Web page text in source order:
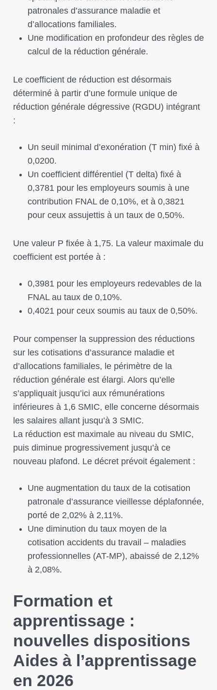
patronales d’assurance maladie et
d’allocations familiales.
Une modification en profondeur des règles de
calcul de la réduction générale.
Le coefficient de réduction est désormais
déterminé à partir d’une formule unique de
réduction générale dégressive (RGDU) intégrant
:
Un seuil minimal d’exonération (T min) fixé à
0,0200.
Un coefficient différentiel (T delta) fixé à
0,3781 pour les employeurs soumis à une
contribution FNAL de 0,10%, et à 0,3821
pour ceux assujettis à un taux de 0,50%.
Une valeur P fixée à 1,75. La valeur maximale du
coefficient est portée à :
0,3981 pour les employeurs redevables de la
FNAL au taux de 0,10%.
0,4021 pour ceux soumis au taux de 0,50%.
Pour compenser la suppression des réductions
sur les cotisations d’assurance maladie et
d’allocations familiales, le périmètre de la
réduction générale est élargi. Alors qu’elle
s’appliquait jusqu’ici aux rémunérations
inférieures à 1,6 SMIC, elle concerne désormais
les salaires allant jusqu’à 3 SMIC.
La réduction est maximale au niveau du SMIC,
puis diminue progressivement jusqu’à ce
nouveau plafond. Le décret prévoit également :
Une augmentation du taux de la cotisation
patronale d’assurance vieillesse déplafonnée,
porté de 2,02% à 2,11%.
Une diminution du taux moyen de la
cotisation accidents du travail – maladies
professionnelles (AT-MP), abaissé de 2,12%
à 2,08%.
Formation et
apprentissage :
nouvelles dispositions
Aides à l’apprentissage
en 2026